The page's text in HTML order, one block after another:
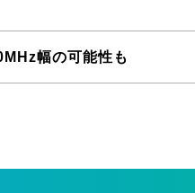
幅の可能性も